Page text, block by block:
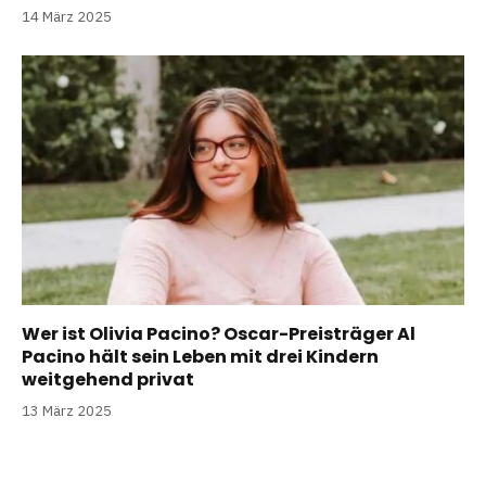
14 März 2025
Wer ist Olivia Pacino? Oscar-Preisträger Al
Pacino hält sein Leben mit drei Kindern
weitgehend privat
13 März 2025